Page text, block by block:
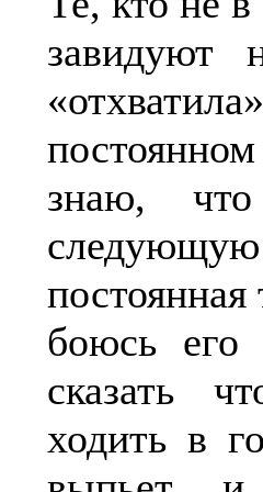
завидуют
знаю,
боюсь его
сказать
ходить в